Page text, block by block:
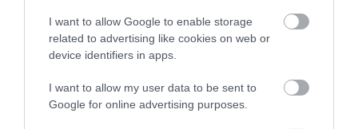
I want to allow Google to enable storage
related to advertising like cookies on web or
device identifiers in apps.
I want to allow my user data to be sent to
Google for online advertising purposes.